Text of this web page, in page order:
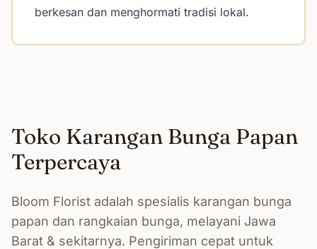
berkesan dan menghormati tradisi lokal.
Toko Karangan Bunga Papan
Terpercaya
Bloom Florist adalah spesialis karangan bunga
papan dan rangkaian bunga, melayani Jawa
Barat & sekitarnya. Pengiriman cepat untuk